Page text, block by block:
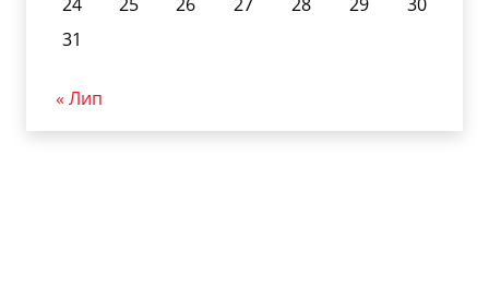
24
25 26 27 28 29
30
31
« Лип